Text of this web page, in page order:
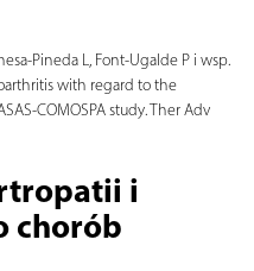
Pineda L, Font-Ugalde P i wsp.
with regard to the
COMOSPA study. Ther Adv
i
chorób